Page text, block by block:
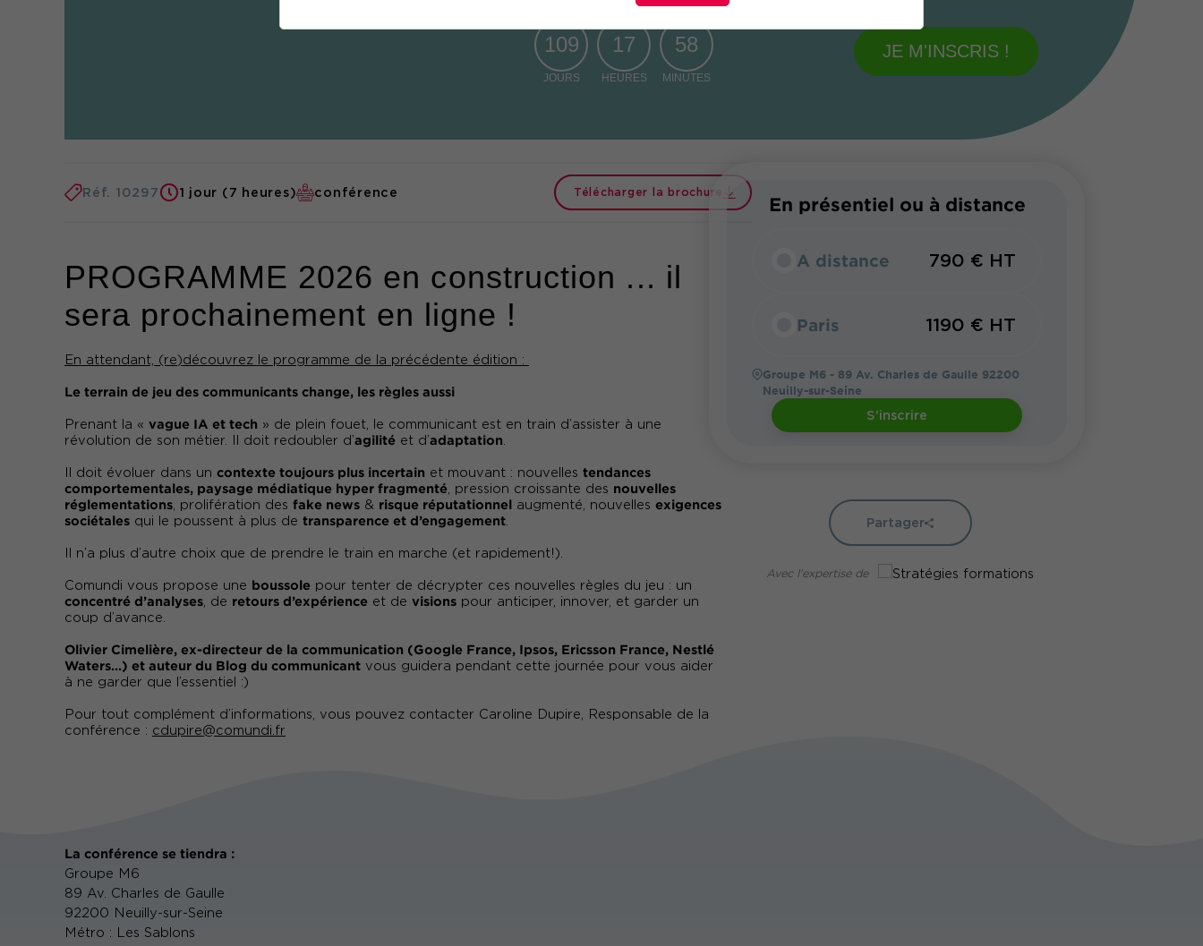
109
JOURS
17
HEURES
58
MINUTES
JE M'INSCRIS !
Réf. 10297 1 jour (7 heures) conférence Télécharger la brochure
PROGRAMME 2026 en construction ... il
sera prochainement en ligne !
En attendant, (re)découvrez le programme de la précédente édition :
Le terrain de jeu des communicants change, les règles aussi
Prenant la « vague IA et tech » de plein fouet, le communicant est en train d’assister à une
révolution de son métier. Il doit redoubler d’agilité et d’adaptation
Il doit évoluer dans un contexte toujours plus incertain et mouvant : nouvelles tendances
comportementales, paysage médiatique hyper fragmenté , pression croissante des nouvelles
réglementations , prolifération des fake news & risque réputationnel augmenté, nouvelles exigences
sociétales qui le poussent à plus de transparence et d’engagement
Il n’a plus d’autre choix que de prendre le train en marche (et rapidement!).
Comundi vous propose une boussole pour tenter de décrypter ces nouvelles règles du jeu : un
concentré d’analyses , de retours d’expérience et de visions pour anticiper, innover, et garder un
coup d’avance.
Olivier Cimelière, ex-directeur de la communication (Google France, Ipsos, Ericsson France, Nestlé
Waters…) et auteur du Blog du communicant vous guidera pendant cette journée pour vous aider
à ne garder que l’essentiel :)
Pour tout complément d’informations, vous pouvez contacter Caroline Dupire, Responsable de la
conférence : cdupire@comundi.fr
La conférence se tiendra :
Groupe M6
89 Av. Charles de Gaulle
92200 Neuilly-sur-Seine
Métro : Les Sablons
En présentiel ou à distance
A distance 790 € HT
Paris 1190 € HT
Groupe M6 - 89 Av. Charles de Gaulle 92200
Neuilly-sur-Seine
S'inscrire
Partager
Avec l'expertise de